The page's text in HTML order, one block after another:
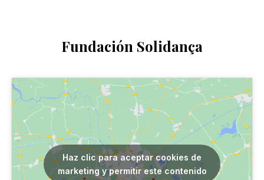
Fundación Solidança
Haz clic para aceptar cookies de
marketing y permitir este contenido